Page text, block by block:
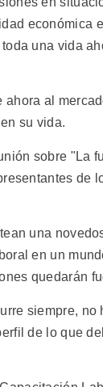
económica
una vida
al
su vida.
sobre "La
de
una
en un
quedarán
siempre,
de lo que